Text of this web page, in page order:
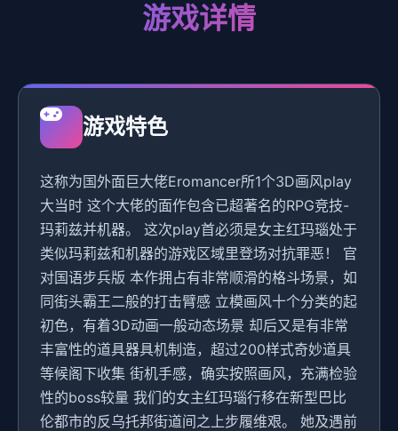
游戏详情
游戏特色
这称为国外面巨大佬Eromancer所1个3D画风play
大当时 这个大佬的面作包含已超著名的RPG竞技-
玛莉兹并机器。 这次play首必须是女主红玛瑙处于
类似玛莉兹和机器的游戏区域里登场对抗罪恶！ 官
对国语步兵版 本作拥占有非常顺滑的格斗场景，如
同街头霸王二般的打击臂感 立模画风十个分类的起
初色，有着3D动画一般动态场景 却后又是有非常
丰富性的道具器具机制造，超过200样式奇妙道具
等候阁下收集 街机手感，确实按照画风，充满检验
性的boss较量 我们的女主红玛瑙行移在新型巴比
伦都市的反乌托邦街道间之上步履维艰。 她及遇前